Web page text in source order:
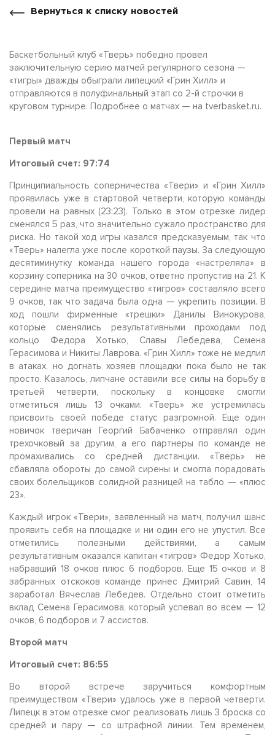
Вернуться к списку новостей
Баскетбольный клуб «Тверь» победно провел
заключительную серию матчей регулярного сезона —
«тигры» дважды обыграли липецкий «Грин Хилл» и
отправляются в полуфинальный этап со 2-й строчки в
круговом турнире. Подробнее о матчах — на tverbasket.ru.
Первый матч
Итоговый счет: 97:74
Принципиальность соперничества «Твери» и «Грин Хилл»
проявилась уже в стартовой четверти, которую команды
провели на равных (23:23). Только в этом отрезке лидер
сменялся 5 раз, что значительно сужало пространство для
риска. Но такой ход игры казался предсказуемым, так что
«Тверь» налегла уже после короткой паузы. За следующую
десятиминутку команда нашего города «настреляла» в
корзину соперника на 30 очков, ответно пропустив на 21. К
середине матча преимущество «тигров» составляло всего
9 очков, так что задача была одна — укрепить позиции. В
ход пошли фирменные «трешки» Данилы Винокурова,
которые сменялись результативными проходами под
кольцо Федора Хотько, Славы Лебедева, Семена
Герасимова и Никиты Лаврова. «Грин Хилл» тоже не медлил
в атаках, но догнать хозяев площадки пока было не так
просто. Казалось, липчане оставили все силы на борьбу в
третьей четверти, поскольку в концовке смогли
отметиться лишь 13 очками. «Тверь» же устремилась
присвоить своей победе статус разгромной. Еще один
новичок тверичан Георгий Бабаченко отправлял один
трехочковый за другим, а его партнеры по команде не
промахивались со средней дистанции. «Тверь» не
сбавляла обороты до самой сирены и смогла порадовать
своих болельщиков солидной разницей на табло — «плюс
23».
Каждый игрок «Твери», заявленный на матч, получил шанс
проявить себя на площадке и ни один его не упустил. Все
отметились полезными действиями, а самым
результативным оказался капитан «тигров» Федор Хотько,
набравший 18 очков плюс 6 подборов. Еще 15 очков и 8
забранных отскоков команде принес Дмитрий Савин, 14
заработал Вячеслав Лебедев. Отдельно стоит отметить
вклад Семена Герасимова, который успевал во всем — 12
очков, 6 подборов и 7 ассистов.
Второй матч
Итоговый счет: 86:55
Во второй встрече заручиться комфортным
преимуществом «Твери» удалось уже в первой четверти.
Липецк в этом отрезке смог реализовать лишь 3 броска со
средней и пару — со штрафной линии. Тем временем,